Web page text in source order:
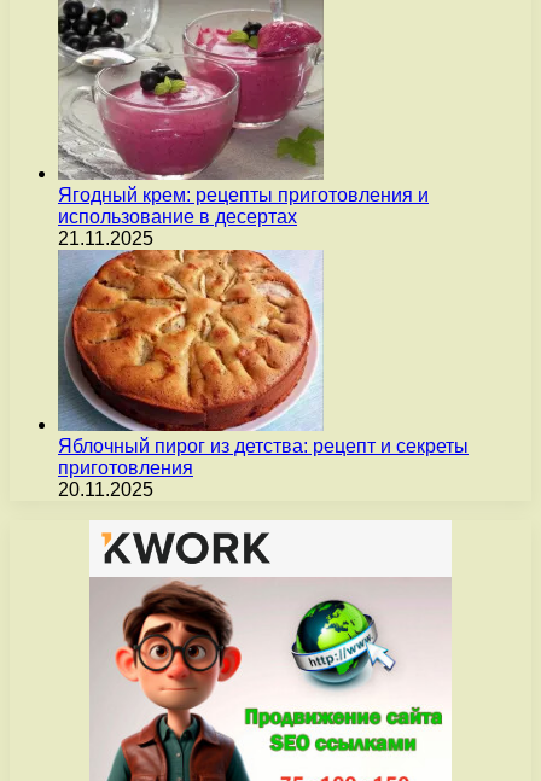
Ягодный крем: рецепты приготовления и
использование в десертах
21.11.2025
Яблочный пирог из детства: рецепт и секреты
приготовления
20.11.2025